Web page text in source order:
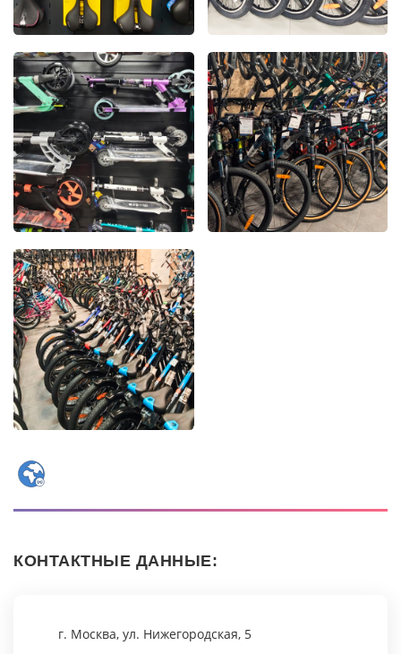
КОНТАКТНЫЕ ДАННЫЕ:
г. Москва, ул. Нижегородская, 5